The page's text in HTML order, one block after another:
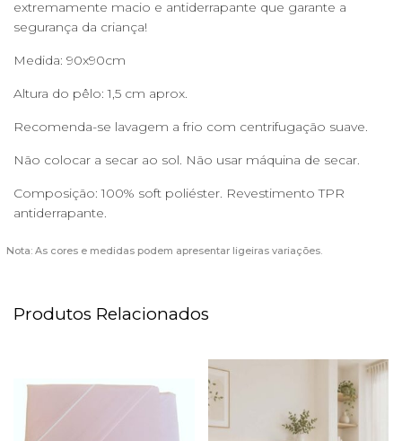
extremamente macio e antiderrapante que garante a
segurança da criança!
Medida: 90x90cm
Altura do pêlo: 1,5 cm aprox.
Recomenda-se lavagem a frio com centrifugação suave.
Não colocar a secar ao sol. Não usar máquina de secar.
Composição: 100% soft poliéster. Revestimento TPR
antiderrapante.
Nota: As cores e medidas podem apresentar ligeiras variações.
Produtos Relacionados